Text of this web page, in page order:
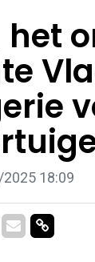
het
18:09
Facebook
op Twitter
Delen via
Delen